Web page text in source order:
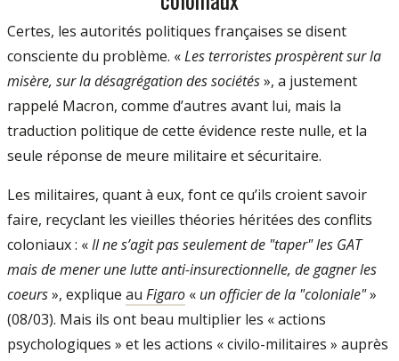
Certes, les autorités politiques françaises se disent
consciente du problème. «Les ter­roristes prospèrent sur la
misère, sur la désagrégation des sociétés», a justement
rappelé Macron, comme d’autres avant lui, mais la
traduction politique de cette évi­dence reste nulle, et la
seule réponse de­ meure militaire et sécuritaire.
Les militaires, quant à eux, font ce qu’ils croient savoir
faire, recyclant les vieilles théories héritées des conflits
coloniaux : «Il ne s’agit pas seulement de "taper" les GAT
mais de mener une lutte anti­-insurection­nelle, de gagner les
coeurs», explique au Fi­garo « un officier de la "coloniale"»
(08/03). Mais ils ont beau multiplier les « ac­tions
psychologiques » et les actions « civilo­-militaires » auprès